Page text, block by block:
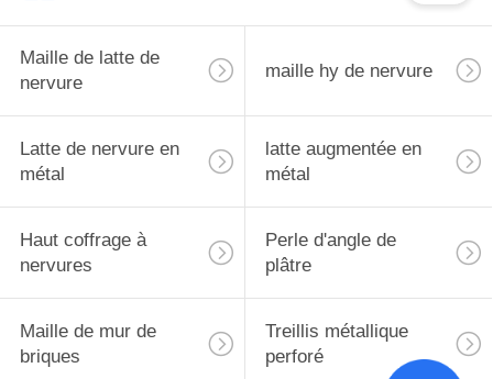
Maille de latte de
nervure
maille hy de nervure
Latte de nervure en
métal
latte augmentée en
métal
Haut coffrage à
nervures
Perle d'angle de
plâtre
Maille de mur de
briques
Treillis métallique
perforé